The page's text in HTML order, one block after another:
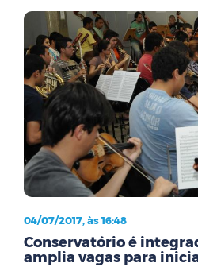
04/07/2017, às 16:48
Conservatório é
amplia vagas para